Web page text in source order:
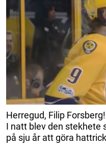
Herregud, Filip Forsberg!
I natt blev den stekhete
på sju år att göra